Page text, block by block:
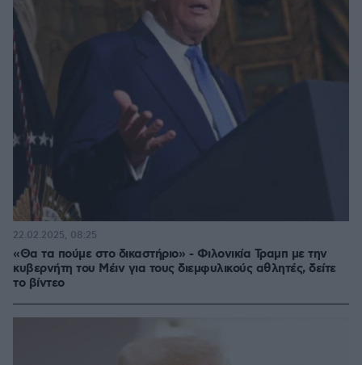
«Θα τα πούμε στο δικαστήριο» - Φιλονικία Τραμπ με την
κυβερνήτη του Μέιν για τους διεμφυλικούς αθλητές, δείτε
το βίντεο
22.02.2025, 08:25